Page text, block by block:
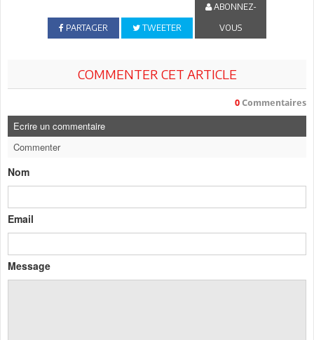
PARTAGER TWEETER
ABONNEZ-
VOUS
COMMENTER CET ARTICLE
0 Commentaires
Ecrire un commentaire
Commenter
Nom
Email
Message